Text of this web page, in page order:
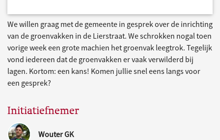
We willen graag met de gemeente in gesprek over de inrichting
van de groenvakken in de Lierstraat. We schrokken nogal toen
vorige week een grote machien het groenvak leegtrok. Tegelijk
vond iedereen dat de groenvakken er vaak verwilderd bij
lagen. Kortom: een kans! Komen jullie snel eens langs voor
een gesprek?
Initiatiefnemer
Wouter GK